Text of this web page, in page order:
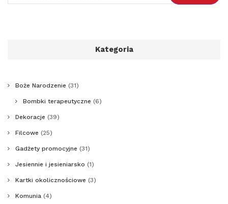
Kategoria
Boże Narodzenie (31)
Bombki terapeutyczne (6)
Dekoracje (39)
Filcowe (25)
Gadżety promocyjne (31)
Jesiennie i jesieniarsko (1)
Kartki okolicznościowe (3)
Komunia (4)